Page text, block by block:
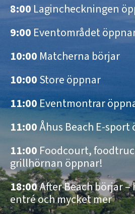
8:00 Lagincheckningen
9:00 Eventområdet
10:00 Matcherna börjar
10:00Store öppnar
11:00Eventmontrar
11:00Åhus Beach E-sport
11:00 Foodcourt,
grillhörnan öppnar!
18:00After Beach börjar –
entré och mycket mer